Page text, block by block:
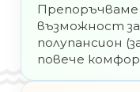
Препоръчваме
възможност
полупансион
повече